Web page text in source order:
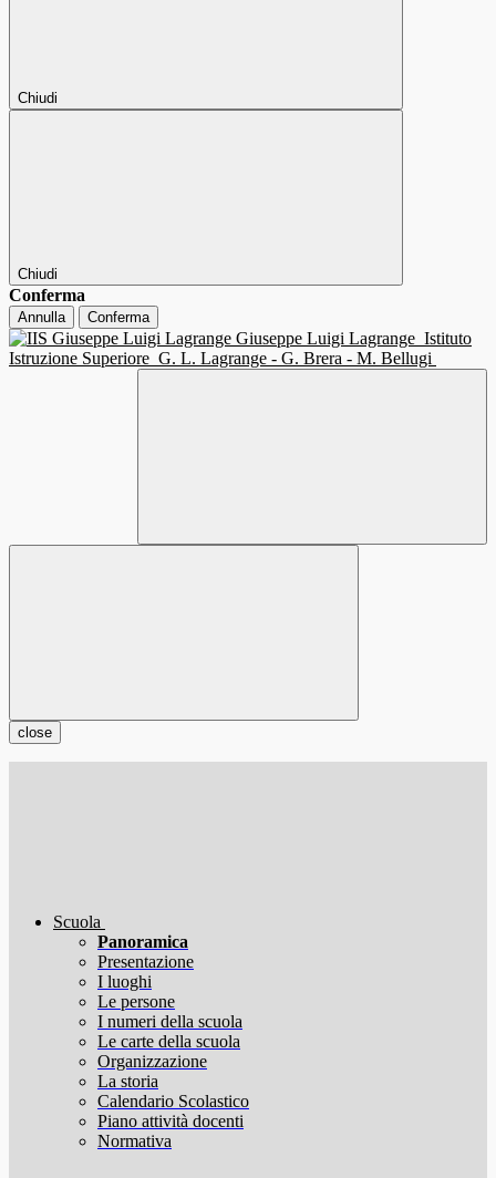
Chiudi
Chiudi
Conferma
Annulla Conferma
Giuseppe Luigi Lagrange Istituto
Istruzione Superiore G. L. Lagrange - G. Brera - M. Bellugi
close
Scuola
Panoramica
Presentazione
I luoghi
Le persone
I numeri della scuola
Le carte della scuola
Organizzazione
La storia
Calendario Scolastico
Piano attività docenti
Normativa